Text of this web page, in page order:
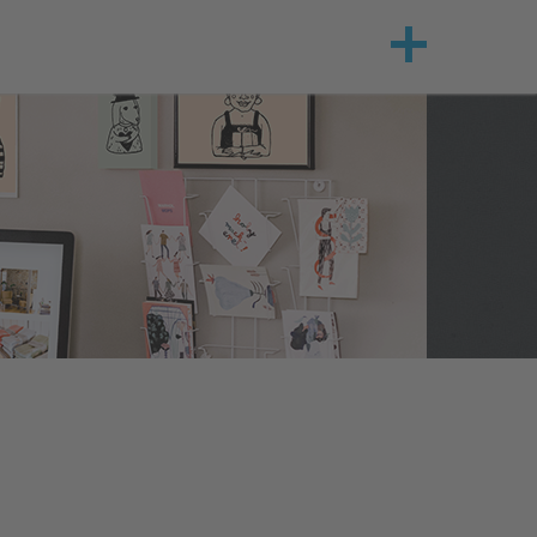
Webentwicklung
Corporate Design